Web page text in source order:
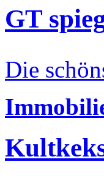
GT
Die